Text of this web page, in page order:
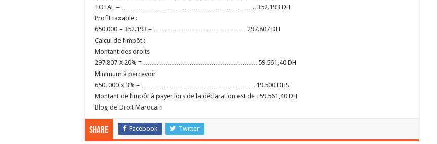
TOTAL = …………………………………………………….. 352.193 DH
Profit taxable :
650.000 – 352.193 = …………………………………… 297.807 DH
Calcul de l’impôt :
Montant des droits
297.807 X 20% = ……………………………………………. 59.561,40 DH
Minimum à percevoir
650. 000 x 3% = ……………………………………………. 19.500 DHS
Montant de l’impôt à payer lors de la déclaration est de : 59.561,40 DH
Blog de Droit Marocain
Share Facebook Twitter